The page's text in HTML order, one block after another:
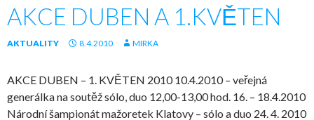
AKCE DUBEN A 1.KVĚTEN
AKTUALITY 8.4.2010 MIRKA
AKCE DUBEN – 1. KVĚTEN 2010 10.4.2010 – veřejná
generálka na soutěž sólo, duo 12,00-13,00 hod. 16. – 18.4.2010
Národní šampionát mažoretek Klatovy – sólo a duo 24. 4. 2010